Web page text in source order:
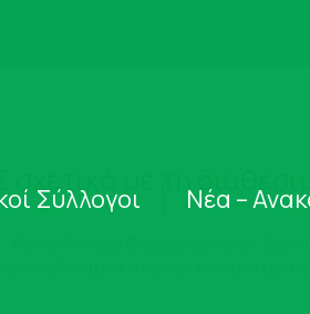
Σύλλογοι Νέα –
σχετικά με τη